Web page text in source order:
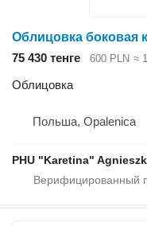
75 430 тенге 600 PLN ≈
Облицовка
Польша, Opalenica
PHU "Karetina"